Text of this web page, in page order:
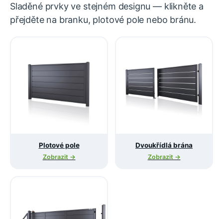
Sladěné prvky ve stejném designu — klikněte a
přejděte na branku, plotové pole nebo bránu.
Plotové pole
Zobrazit →
Dvoukřídlá brána
Zobrazit →